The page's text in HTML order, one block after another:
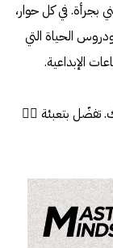
بجرأة. في كل حوار،
الحياة التي
الإبداعية.
بتعبئة 👈🏼